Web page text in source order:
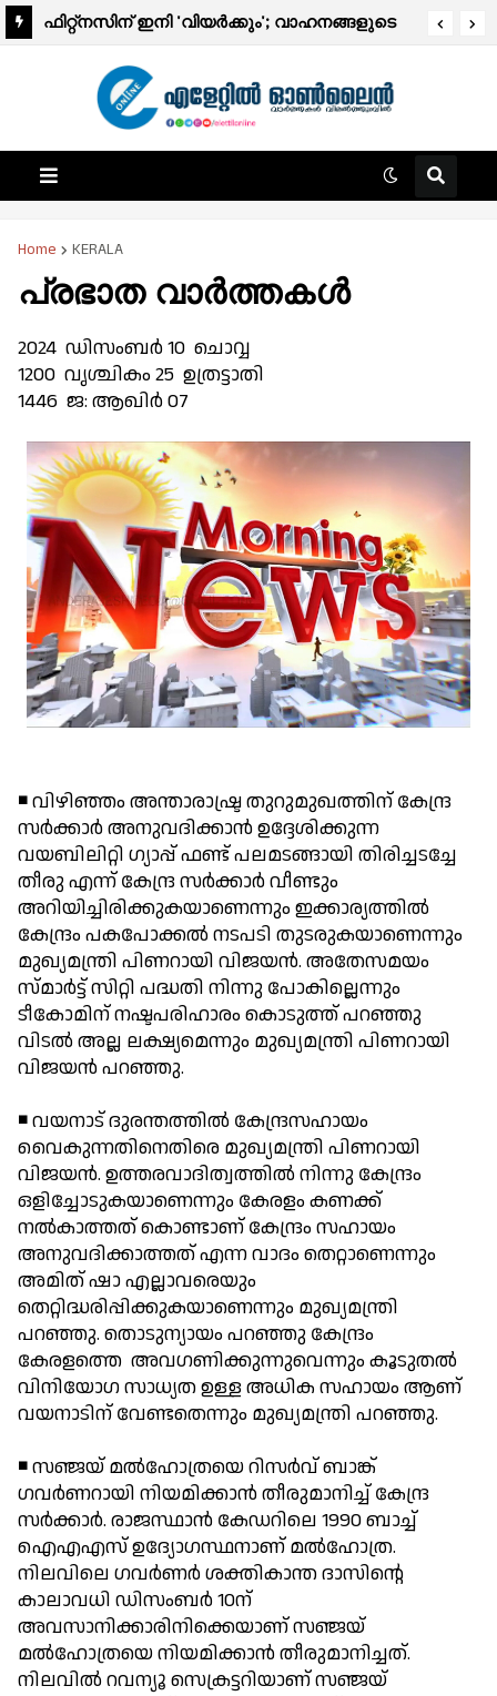
ഫിറ്റ്നസിന് ഇനി 'വിയർക്കും'; വാഹനങ്ങളുടെ
മുതൽ ആരംഭിക്കും
Home KERALA
പ്രഭാത വാർത്തകൾ
2024 ഡിസംബർ 10 ചൊവ്വ
1200 വൃശ്ചികം 25 ഉത്രട്ടാതി
1446 ജ: ആഖിർ 07
◾ വിഴിഞ്ഞം അന്താരാഷ്ട്ര തുറുമുഖത്തിന് കേന്ദ്ര
സര്‍ക്കാര്‍ അനുവദിക്കാന്‍ ഉദ്ദേശിക്കുന്ന
വയബിലിറ്റി ഗ്യാപ്പ് ഫണ്ട് പലമടങ്ങായി തിരിച്ചടച്ചേ
തീരു എന്ന് കേന്ദ്ര സര്‍ക്കാര്‍ വീണ്ടും
അറിയിച്ചിരിക്കുകയാണെന്നും ഇക്കാര്യത്തില്‍
കേന്ദ്രം പകപോക്കല്‍ നടപടി തുടരുകയാണെന്നും
മുഖ്യമന്ത്രി പിണറായി വിജയന്‍. അതേസമയം
സ്മാര്‍ട്ട് സിറ്റി പദ്ധതി നിന്നു പോകില്ലെന്നും
ടീകോമിന് നഷ്ടപരിഹാരം കൊടുത്ത് പറഞ്ഞു
വിടല്‍ അല്ല ലക്ഷ്യമെന്നും മുഖ്യമന്ത്രി പിണറായി
വിജയന്‍ പറഞ്ഞു.
◾ വയനാട് ദുരന്തത്തില്‍ കേന്ദ്രസഹായം
വൈകുന്നതിനെതിരെ മുഖ്യമന്ത്രി പിണറായി
വിജയന്‍. ഉത്തരവാദിത്വത്തില്‍ നിന്നു കേന്ദ്രം
ഒളിച്ചോടുകയാണെന്നും കേരളം കണക്ക്
നല്‍കാത്തത് കൊണ്ടാണ് കേന്ദ്രം സഹായം
അനുവദിക്കാത്തത് എന്ന വാദം തെറ്റാണെന്നും
അമിത് ഷാ എല്ലാവരെയും
തെറ്റിദ്ധരിപ്പിക്കുകയാണെന്നും മുഖ്യമന്ത്രി
പറഞ്ഞു. തൊടുന്യായം പറഞ്ഞു കേന്ദ്രം
കേരളത്തെ അവഗണിക്കുന്നുവെന്നും കൂടുതല്‍
വിനിയോഗ സാധ്യത ഉള്ള അധിക സഹായം ആണ്
വയനാടിന് വേണ്ടതെന്നും മുഖ്യമന്ത്രി പറഞ്ഞു.
◾ സഞ്ജയ് മല്‍ഹോത്രയെ റിസര്‍വ് ബാങ്ക്
ഗവര്‍ണറായി നിയമിക്കാന്‍ തീരുമാനിച്ച് കേന്ദ്ര
സര്‍ക്കാര്‍. രാജസ്ഥാന്‍ കേഡറിലെ 1990 ബാച്ച്
ഐഎഎസ് ഉദ്യോഗസ്ഥനാണ് മല്‍ഹോത്ര.
നിലവിലെ ഗവര്‍ണര്‍ ശക്തികാന്ത ദാസിന്റെ
കാലാവധി ഡിസംബര്‍ 10ന്
അവസാനിക്കാരിനിക്കെയാണ് സഞ്ജയ്
മല്‍ഹോത്രയെ നിയമിക്കാന്‍ തീരുമാനിച്ചത്.
നിലവില്‍ റവന്യൂ സെക്രട്ടറിയാണ് സഞ്ജയ്